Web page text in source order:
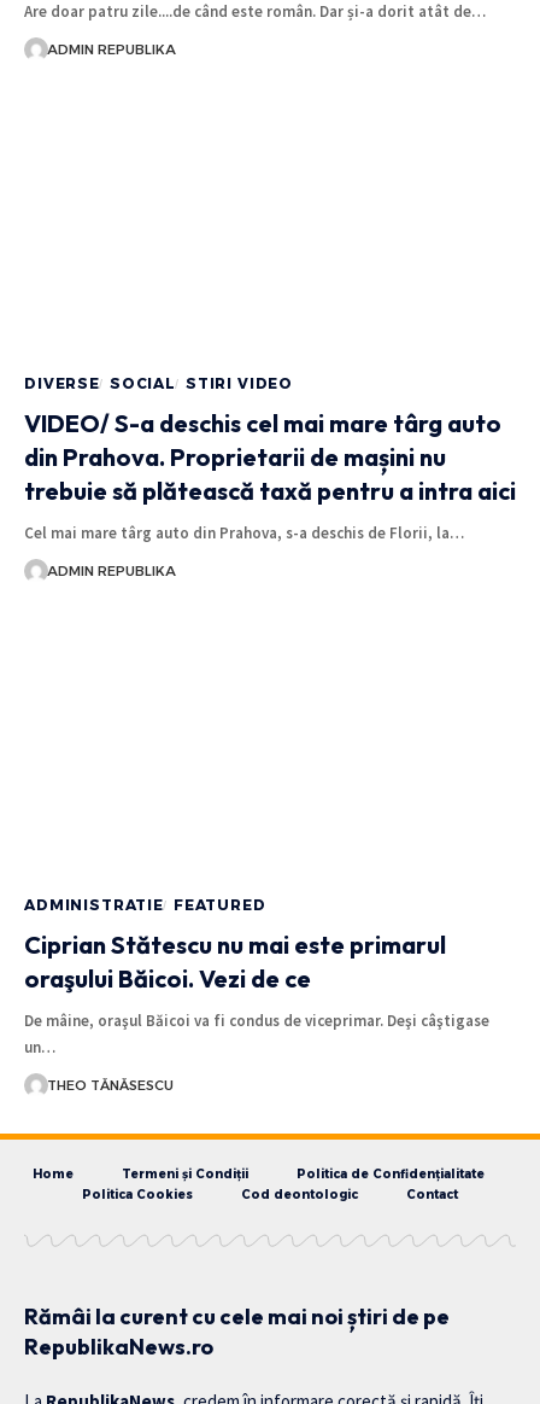
Are doar patru zile....de când este român. Dar și-a dorit atât de…
ADMIN REPUBLIKA
DIVERSE SOCIAL STIRI VIDEO
VIDEO/ S-a deschis cel mai mare târg auto
din Prahova. Proprietarii de mașini nu
trebuie să plătească taxă pentru a intra aici
Cel mai mare târg auto din Prahova, s-a deschis de Florii, la…
ADMIN REPUBLIKA
ADMINISTRATIE FEATURED
Ciprian Stătescu nu mai este primarul
oraşului Băicoi. Vezi de ce
De mâine, oraşul Băicoi va fi condus de viceprimar. Deşi câştigase
un…
THEO TĂNĂSESCU
Home Termeni și Condiții
Politica de Confidențialitate
Politica Cookies
Cod deontologic Contact
Rămâi la curent cu cele mai noi știri de pe
RepublikaNews.ro